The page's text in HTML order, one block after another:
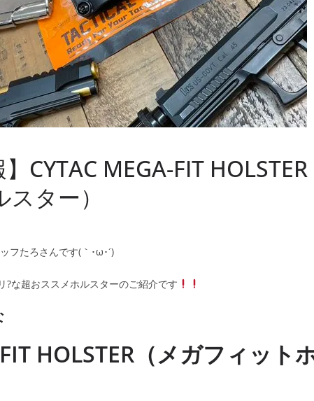
CYTAC MEGA-FIT HOLSTER
ター）
たろさんです(｀･ω･´)ゞ
?な超おススメホルスターのご紹介です
HOLSTER（メガフィット